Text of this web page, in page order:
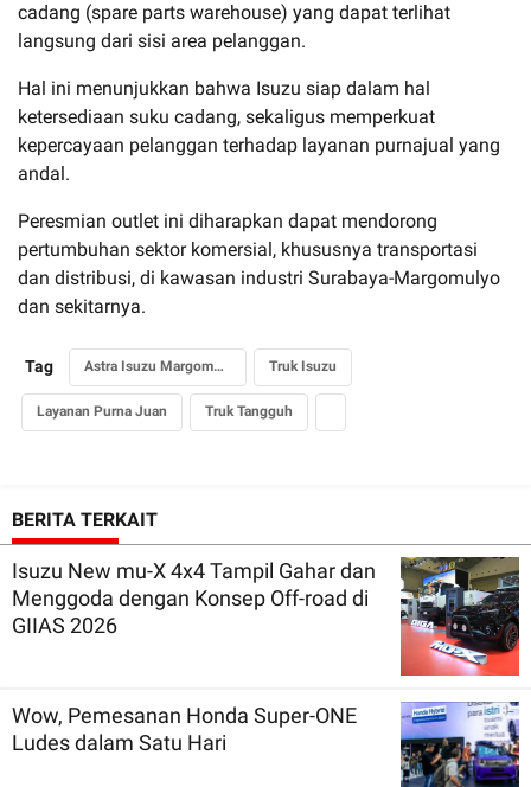
cadang (spare parts warehouse) yang dapat terlihat
langsung dari sisi area pelanggan.
Hal ini menunjukkan bahwa Isuzu siap dalam hal
ketersediaan suku cadang, sekaligus memperkuat
kepercayaan pelanggan terhadap layanan purnajual yang
andal.
Peresmian outlet ini diharapkan dapat mendorong
pertumbuhan sektor komersial, khususnya transportasi
dan distribusi, di kawasan industri Surabaya-Margomulyo
dan sekitarnya.
Tag Astra Isuzu Margomulyo Truk Isuzu
Layanan Purna Juan Truk Tangguh
BERITA TERKAIT
Isuzu New mu-X 4x4 Tampil Gahar dan
Menggoda dengan Konsep Off-road di
GIIAS 2026
Wow, Pemesanan Honda Super-ONE
Ludes dalam Satu Hari